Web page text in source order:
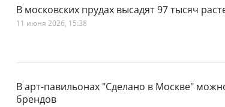
В московских прудах высадят 97 тысяч
11 июня 2026, 15:38
В арт-павильонах "Сделано в Москве"
брендов